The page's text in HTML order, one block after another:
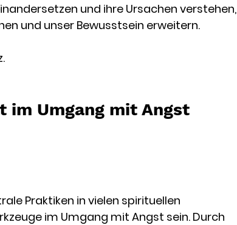
und ihre Ursachen verstehen,
und unser Bewusstsein erweitern.
Umgang mit Angst
Praktiken in vielen spirituellen
im Umgang mit Angst sein. Durch